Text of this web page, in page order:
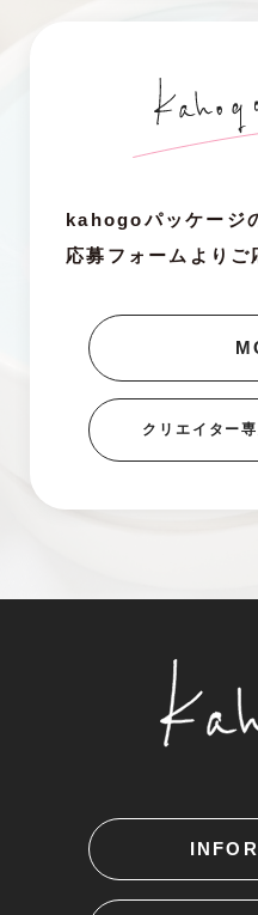
kahogoパッケージ
応募フォームよりご
クリエイター専